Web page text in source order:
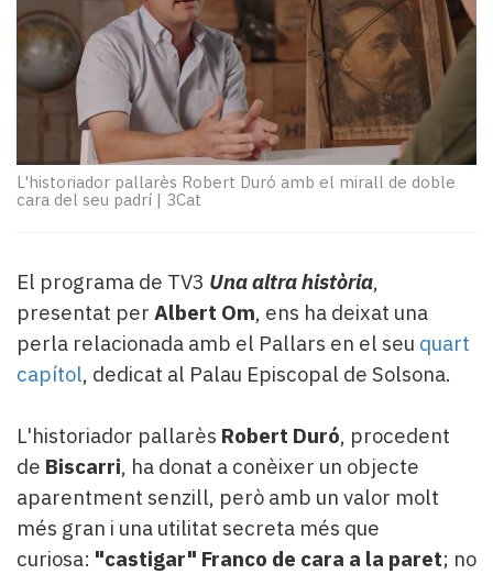
Reportatges
Entrevistes
Enquestes
A
escena!
la
teva!
Subscriptors
del
Pallars
Contingut
patrocinat
Lo
llegit...
Editorial
L'historiador pallarès Robert Duró amb el mirall de doble
cara del seu padrí | 3Cat
El programa de TV3 Una altra història,
presentat per Albert Om, ens ha deixat una
perla relacionada amb el Pallars en el seu quart
capítol, dedicat al Palau Episcopal de Solsona.
L'historiador pallarès Robert Duró, procedent
de Biscarri, ha donat a conèixer un objecte
aparentment senzill, però amb un valor molt
més gran i una utilitat secreta més que
curiosa: "castigar" Franco de cara a la paret; no